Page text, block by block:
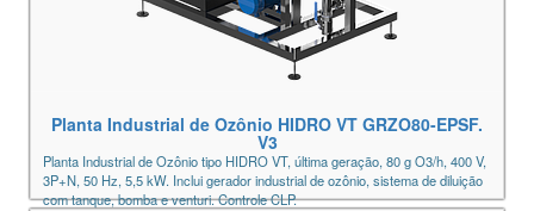
Planta Industrial de Ozônio HIDRO VT GRZO80-EPSF.
V3
Planta Industrial de Ozônio tipo HIDRO VT, última geração, 80 g O3/h, 400 V,
3P+N, 50 Hz, 5,5 kW. Inclui gerador industrial de ozônio, sistema de diluição
com tanque, bomba e venturi. Controle CLP.